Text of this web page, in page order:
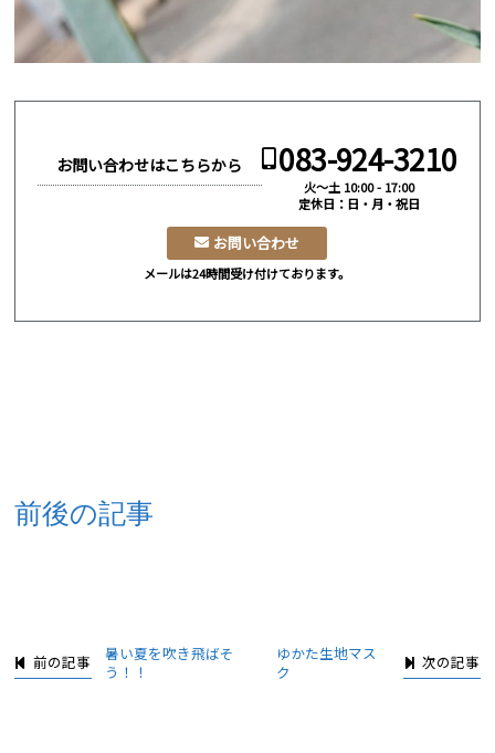
お問い合わせはこちらから 083-924-3210
火～土 10:00 - 17:00
定休日：日・月・祝日
お問い合わせ
メールは24時間受け付けております。
前後の記事
前の記事
暑い夏を吹き飛ばそ
う！！
次の記事
ゆかた生地マス
ク